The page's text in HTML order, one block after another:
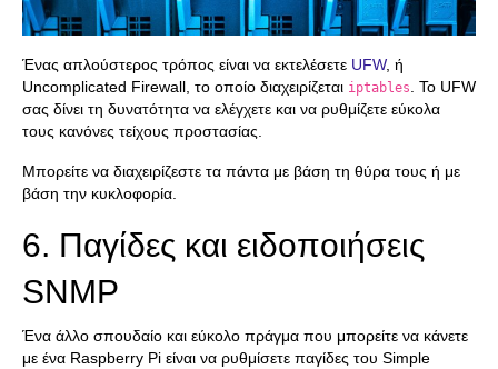
Ένας απλούστερος τρόπος είναι να εκτελέσετε UFW, ή
Uncomplicated Firewall, το οποίο διαχειρίζεται iptables. Το UFW
σας δίνει τη δυνατότητα να ελέγχετε και να ρυθμίζετε εύκολα
τους κανόνες τείχους προστασίας.
Μπορείτε να διαχειρίζεστε τα πάντα με βάση τη θύρα τους ή με
βάση την κυκλοφορία.
6. Παγίδες και ειδοποιήσεις
SNMP
Ένα άλλο σπουδαίο και εύκολο πράγμα που μπορείτε να κάνετε
με ένα Raspberry Pi είναι να ρυθμίσετε παγίδες του Simple